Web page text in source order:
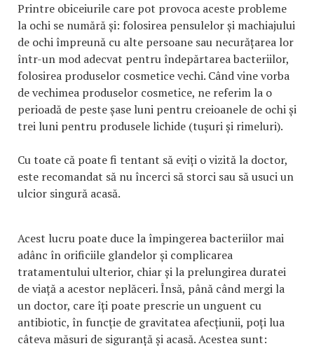
Printre obiceiurile care pot provoca aceste probleme
la ochi se numără și: folosirea pensulelor și machiajului
de ochi împreună cu alte persoane sau necurățarea lor
într-un mod adecvat pentru îndepărtarea bacteriilor,
folosirea produselor cosmetice vechi. Când vine vorba
de vechimea produselor cosmetice, ne referim la o
perioadă de peste șase luni pentru creioanele de ochi și
trei luni pentru produsele lichide (tușuri și rimeluri).
Cu toate că poate fi tentant să eviți o vizită la doctor,
este recomandat să nu încerci să storci sau să usuci un
ulcior singură acasă.
Acest lucru poate duce la împingerea bacteriilor mai
adânc în orificiile glandelor și complicarea
tratamentului ulterior, chiar și la prelungirea duratei
de viață a acestor neplăceri. Însă, până când mergi la
un doctor, care îți poate prescrie un unguent cu
antibiotic, în funcție de gravitatea afecțiunii, poți lua
câteva măsuri de siguranță și acasă. Acestea sunt: